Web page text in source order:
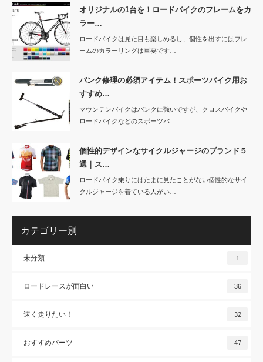
オリジナルの1台を！ロードバイクのフレームをカ
ラー…
ロードバイクは見た目も楽しめるし、個性を出すにはフレ
ームのカラーリングは重要です…
パンク修理の必須アイテム！スポーツバイク用お
すすめ…
マウンテンバイクはパンクに強いですが、クロスバイクや
ロードバイクなどのスポーツバ…
個性的デザインなサイクルジャージのブランド５
選｜ス…
ロードバイク乗りにはたまに見たことがない個性的なサイ
クルジャージを着ている人がい…
カテゴリー別
未分類 1
ロードレースが面白い 36
速く走りたい！ 32
おすすめパーツ 47